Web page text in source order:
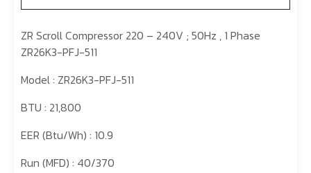
ZR Scroll Compressor 220 – 240V ; 50Hz , 1 Phase
ZR26K3-PFJ-511
Model : ZR26K3-PFJ-511
BTU : 21,800
EER (Btu/Wh) : 10.9
Run (MFD) : 40/370